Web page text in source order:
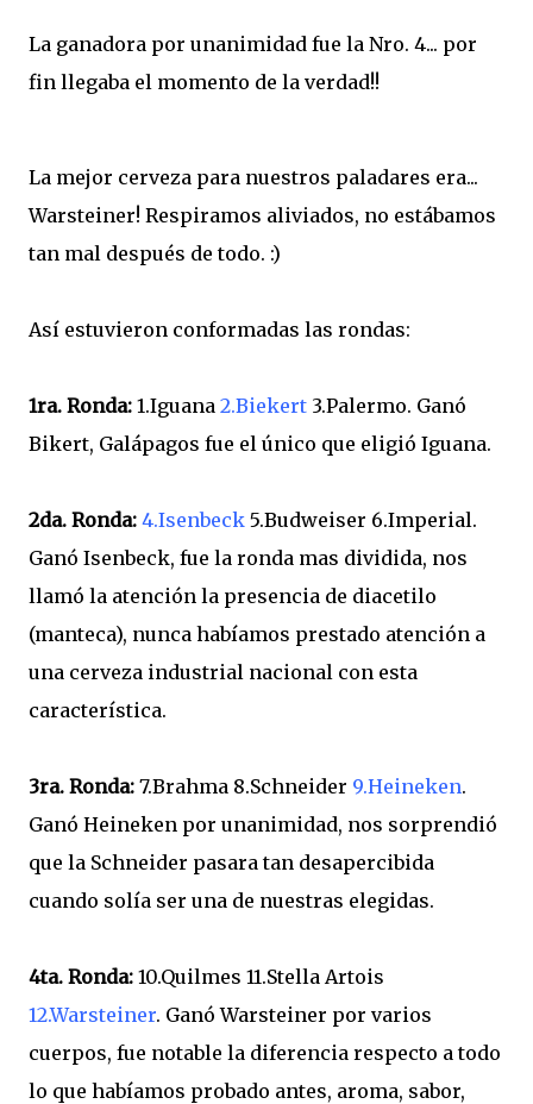
La ganadora por unanimidad fue la Nro. 4... por
fin llegaba el momento de la verdad!!
La mejor cerveza para nuestros paladares era...
Warsteiner! Respiramos aliviados, no estábamos
tan mal después de todo. :)
Así estuvieron conformadas las rondas:
1ra. Ronda: 1.Iguana 2.Biekert 3.Palermo. Ganó
Bikert, Galápagos fue el único que eligió Iguana.
2da. Ronda: 4.Isenbeck 5.Budweiser 6.Imperial.
Ganó Isenbeck, fue la ronda mas dividida, nos
llamó la atención la presencia de diacetilo
(manteca), nunca habíamos prestado atención a
una cerveza industrial nacional con esta
característica.
3ra. Ronda: 7.Brahma 8.Schneider 9.Heineken.
Ganó Heineken por unanimidad, nos sorprendió
que la Schneider pasara tan desapercibida
cuando solía ser una de nuestras elegidas.
4ta. Ronda: 10.Quilmes 11.Stella Artois
12.Warsteiner. Ganó Warsteiner por varios
cuerpos, fue notable la diferencia respecto a todo
lo que habíamos probado antes, aroma, sabor,